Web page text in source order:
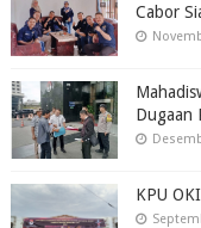
Cabor
Dugaan
KPU